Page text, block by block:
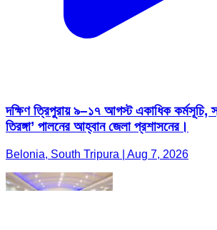
দক্ষিণ ত্রিপুরায় ৯–১৭ আগস্ট একাধিক কর্মসূচি,
তিরঙ্গা’ পালনের আহ্বান জেলা প্রশাসনের।
Belonia, South Tripura | Aug 7, 2026